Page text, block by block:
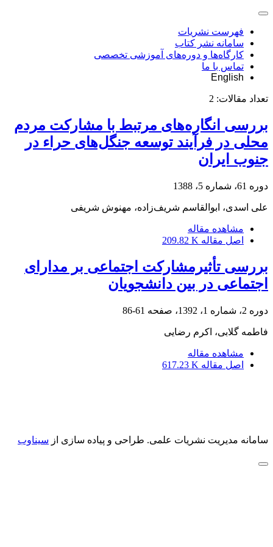
فهرست نشریات
سامانه نشر کتاب
کارگاه‌ها و دوره‌های آموزشی تخصصی
تماس با ما
English
تعداد مقالات: 2
بررسی انگاره‌های مرتبط با مشارکت مردم
محلی در فرآیند توسعه جنگل‌های حراء در
جنوب ایران
دوره 61، شماره 5، 1388
علی اسدی، ابوالقاسم شریف‌زاده، مهنوش شریفی
مشاهده مقاله
اصل مقاله 209.82 K
بررسی تأثیرمشارکت اجتماعی بر مدارای
اجتماعی در بین دانشجویان
دوره 2، شماره 1، 1392، صفحه 61-86
فاطمه گلابی، اکرم رضایی
مشاهده مقاله
اصل مقاله 617.23 K
سامانه مدیریت نشریات علمی. طراحی و پیاده سازی از سیناوب